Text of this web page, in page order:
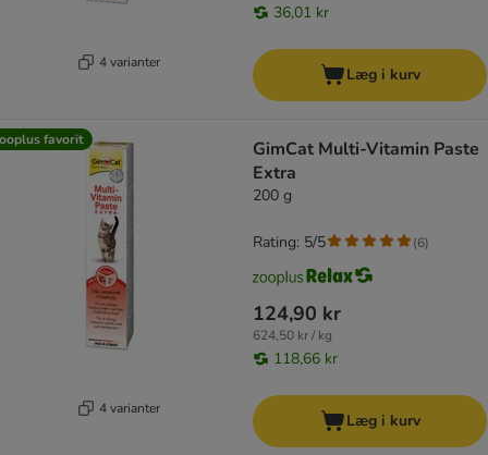
4 varianter
36,01 kr
Læg i kurv
favorit
4 varianter
GimCat Multi-Vitamin Paste
Extra
200 g
124,90 kr
624,50 kr / kg
118,66 kr
Rating: 5/5 (6)
Læg i kurv